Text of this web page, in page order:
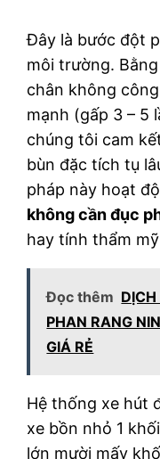
Đây là bước đột
môi trường.
chân không
mạnh (gấp 3 – 5
chúng tôi cam
bùn đặc tích tụ
pháp này hoạt
không cần đục
hay tính thẩm
Đọc thêm
PHAN RANG
GIÁ RẺ
Hệ thống xe hút
xe bồn nhỏ 1
lớn mười mấy